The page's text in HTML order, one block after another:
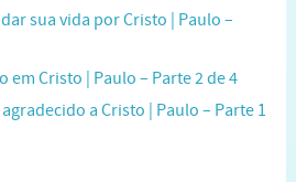
sua vida por Cristo | Paulo –
em Cristo | Paulo – Parte 2 de 4
a Cristo | Paulo – Parte 1